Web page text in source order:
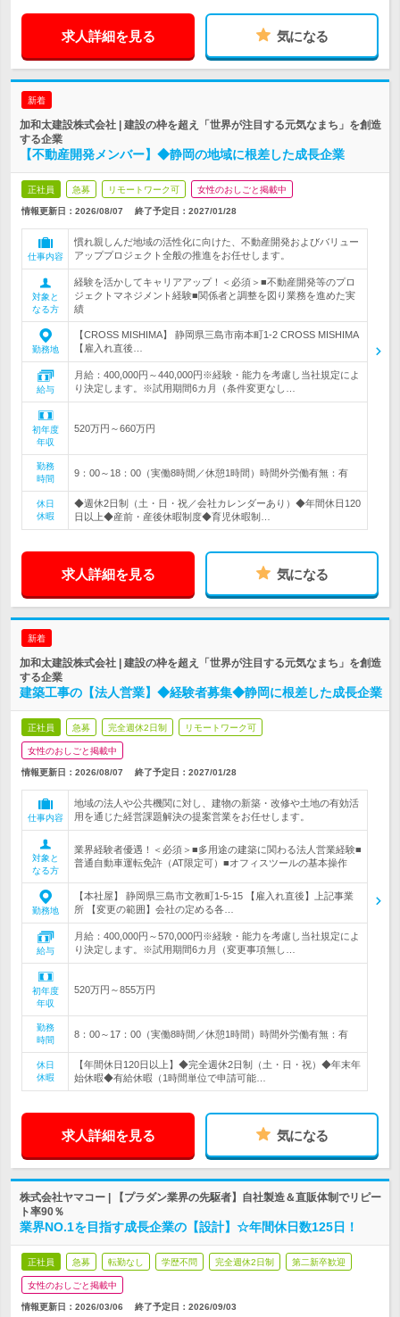
求人詳細を見る 気になる
新着
加和太建設株式会社 | 建設の枠を超え「世界が注目する元気なまち」を創造
する企業
【不動産開発メンバー】◆静岡の地域に根差した成長企業
正社員 急募 リモートワーク可 女性のおしごと掲載中
情報更新日：2026/08/07 終了予定日： 2027/01/28
仕事内容
慣れ親しんだ地域の活性化に向けた、不動産開発およびバリュー
アッププロジェクト全般の推進をお任せします。
対象と
なる方
経験を活かしてキャリアアップ！＜必須＞■不動産開発等のプロ
ジェクトマネジメント経験■関係者と調整を図り業務を進めた実
績
勤務地
【CROSS MISHIMA】 静岡県三島市南本町1-2 CROSS MISHIMA
【雇入れ直後…
給与
月給：400,000円～440,000円※経験・能力を考慮し当社規定によ
り決定します。※試用期間6カ月（条件変更なし…
初年度
年収
520万円～660万円
勤務
時間
9：00～18：00（実働8時間／休憩1時間）時間外労働有無：有
休日
休暇
◆週休2日制（土・日・祝／会社カレンダーあり）◆年間休日120
日以上◆産前・産後休暇制度◆育児休暇制…
求人詳細を見る 気になる
新着
加和太建設株式会社 | 建設の枠を超え「世界が注目する元気なまち」を創造
する企業
建築工事の【法人営業】◆経験者募集◆静岡に根差した成長企業
正社員 急募 完全週休2日制 リモートワーク可
女性のおしごと掲載中
情報更新日：2026/08/07 終了予定日： 2027/01/28
仕事内容
地域の法人や公共機関に対し、建物の新築・改修や土地の有効活
用を通じた経営課題解決の提案営業をお任せします。
対象と
なる方
業界経験者優遇！＜必須＞■多用途の建築に関わる法人営業経験■
普通自動車運転免許（AT限定可）■オフィスツールの基本操作
勤務地
【本社屋】 静岡県三島市文教町1-5-15 【雇入れ直後】上記事業
所 【変更の範囲】会社の定める各…
給与
月給：400,000円～570,000円※経験・能力を考慮し当社規定によ
り決定します。※試用期間6カ月（変更事項無し…
初年度
年収
520万円～855万円
勤務
時間
8：00～17：00（実働8時間／休憩1時間）時間外労働有無：有
休日
休暇
【年間休日120日以上】◆完全週休2日制（土・日・祝）◆年末年
始休暇◆有給休暇（1時間単位で申請可能…
求人詳細を見る 気になる
株式会社ヤマコー | 【プラダン業界の先駆者】自社製造＆直販体制でリピー
ト率90％
業界NO.1を目指す成長企業の【設計】☆年間休日数125日！
正社員 急募 転勤なし 学歴不問 完全週休2日制 第二新卒歓迎
女性のおしごと掲載中
情報更新日：2026/03/06 終了予定日： 2026/09/03